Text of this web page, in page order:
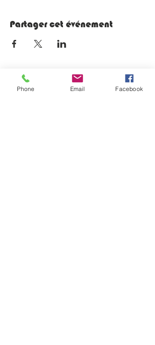
Partager cet événement
© 2023 par Espaces-Mobilités
Phone
Email Facebook